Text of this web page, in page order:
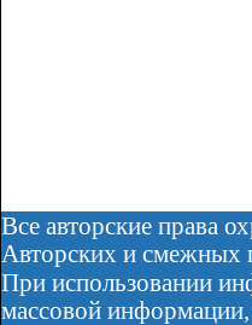
Все авторские права
Авторских и смежных
При использовании
массовой информации,